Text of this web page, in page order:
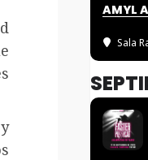
AMYL
Sala